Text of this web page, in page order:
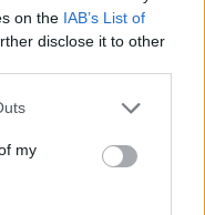
on the IAB’s List of
disclose it to other
my
Καληφώνη στην